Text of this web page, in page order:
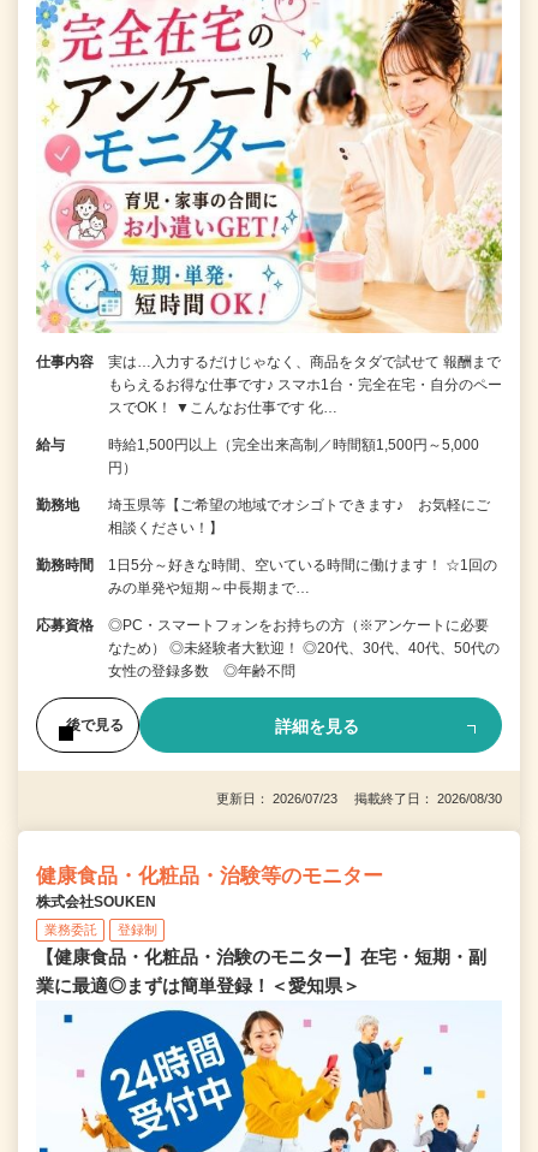
仕事内容
実は…入力するだけじゃなく、商品をタダで試せて 報酬まで
もらえるお得な仕事です♪ スマホ1台・完全在宅・自分のペー
スでOK！ ▼こんなお仕事です 化…
給与
時給1,500円以上（完全出来高制／時間額1,500円～5,000
円）
勤務地
埼玉県等【ご希望の地域でオシゴトできます♪ お気軽にご
相談ください！】
勤務時間
1日5分～好きな時間、空いている時間に働けます！ ☆1回の
みの単発や短期～中長期まで…
応募資格
◎PC・スマートフォンをお持ちの方（※アンケートに必要
なため） ◎未経験者大歓迎！ ◎20代、30代、40代、50代の
女性の登録多数 ◎年齢不問
後で見る 詳細を見る
更新日： 2026/07/23 掲載終了日： 2026/08/30
健康食品・化粧品・治験等のモニター
株式会社SOUKEN
業務委託 登録制
【健康食品・化粧品・治験のモニター】在宅・短期・副
業に最適◎まずは簡単登録！＜愛知県＞